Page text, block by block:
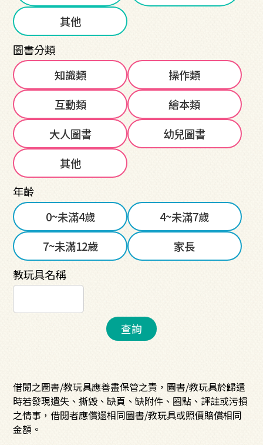
其他
圖書分類
知識類
操作類
互動類
繪本類
大人圖書
幼兒圖書
其他
年齡
0~未滿4歲
4~未滿7歲
7~未滿12歲
家長
教玩具名稱
查詢
借閱之圖書/教玩具應善盡保管之責，圖書/教玩具於歸還
時若發現遺失、撕毀、缺頁、缺附件、圈點、評註或污損
之情事，借閱者應償還相同圖書/教玩具或照價賠償相同
金額。